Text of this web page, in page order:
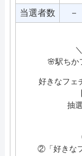
当選者数
－
🌸駅ちか
好きなフェ
抽
②「好きな